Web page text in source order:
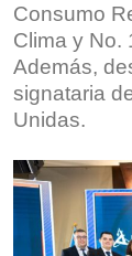
Consumo
Clima y No.
Además,
signataria
Unidas.